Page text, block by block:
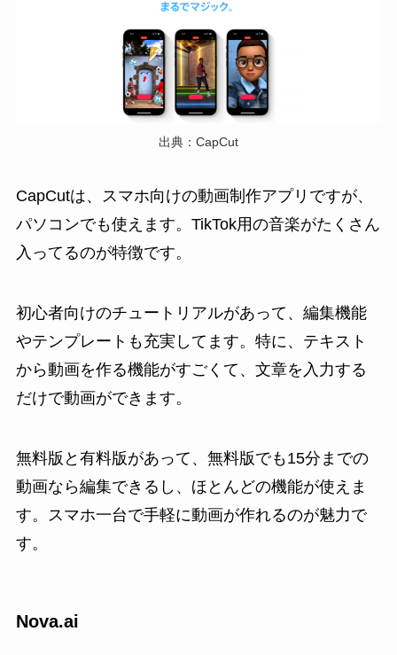
出典：CapCut
CapCutは、スマホ向けの動画制作アプリですが、
パソコンでも使えます。TikTok用の音楽がたくさん
入ってるのが特徴です。
初心者向けのチュートリアルがあって、編集機能
やテンプレートも充実してます。特に、テキスト
から動画を作る機能がすごくて、文章を入力する
だけで動画ができます。
無料版と有料版があって、無料版でも15分までの
動画なら編集できるし、ほとんどの機能が使えま
す。スマホ一台で手軽に動画が作れるのが魅力で
す。
Nova.ai